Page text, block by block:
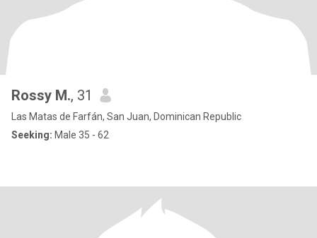
Rossy M., 31
Las Matas de Farfán, San Juan, Dominican Republic
Seeking: Male 35 - 62